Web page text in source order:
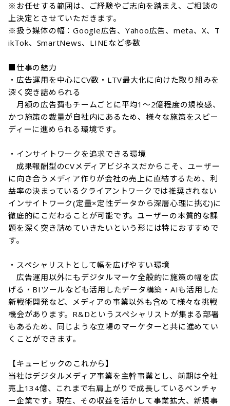
※お任せする範囲は、ご経験やご志向を踏まえ、ご相談の
上決定とさせていただきます。
※扱う媒体の幅：Google広告、Yahoo広告、meta、X、T
ikTok、SmartNews、LINEなど多数
■仕事の魅力
・広告運用を中心にCV数・LTV最大化に向けた取り組みを
深く突き詰められる
月額の広告費もチームごとに平均1〜2億程度の規模感、
かつ施策の裁量が自社内にあるため、様々な施策をスピー
ディーに進められる環境です。
・インサイトワークを追求できる環境
成果報酬型のCVメディアビジネスだからこそ、ユーザー
に向き合うメディア作りが会社の売上に直結するため、利
益率の決まっているクライアントワークでは推奨されない
インサイトワーク(定量×定性データから深層心理に挑む)に
徹底的にこだわることが可能です。ユーザーの本質的な課
題を深く突き詰めていきたいという形には特におすすめで
す。
・スペシャリストとして幅を広げやすい環境
広告運用以外にもデジタルマーケ全般的に施策の幅を広
げる・BIツールなども活用したデータ構築・AIも活用した
新戦術開発など、メディアの事業以外も含めて様々な挑戦
機会があります。R&Dというスペシャリストが集まる部署
もあるため、同じような立場のマーケターと共に進めてい
くことができます。
【キュービックのこれから】
当社はデジタルメディア事業を主幹事業とし、前期は全社
売上134億、これまで右肩上がりで成長しているベンチャ
ー企業です。現在、その収益を活かして事業拡大、新規事